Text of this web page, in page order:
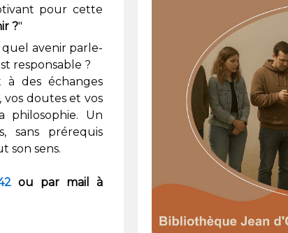
pour cette
?"
avenir parle-
responsable ?
à des échanges
vos doutes et vos
philosophie. Un
sans prérequis
son sens.
ou par mail à